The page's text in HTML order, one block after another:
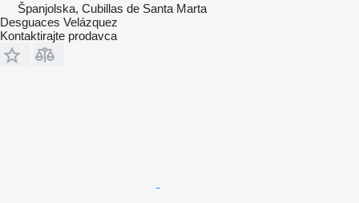
Španjolska, Cubillas de Santa Marta
Desguaces Velázquez
Kontaktirajte prodavca